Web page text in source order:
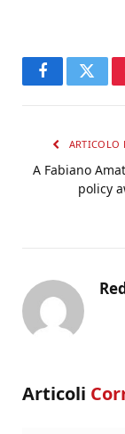
Facebook
ARTICOLO
A Fabiano
policy
Articoli